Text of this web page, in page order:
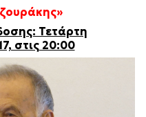
Τετάρτη
στις 20:00